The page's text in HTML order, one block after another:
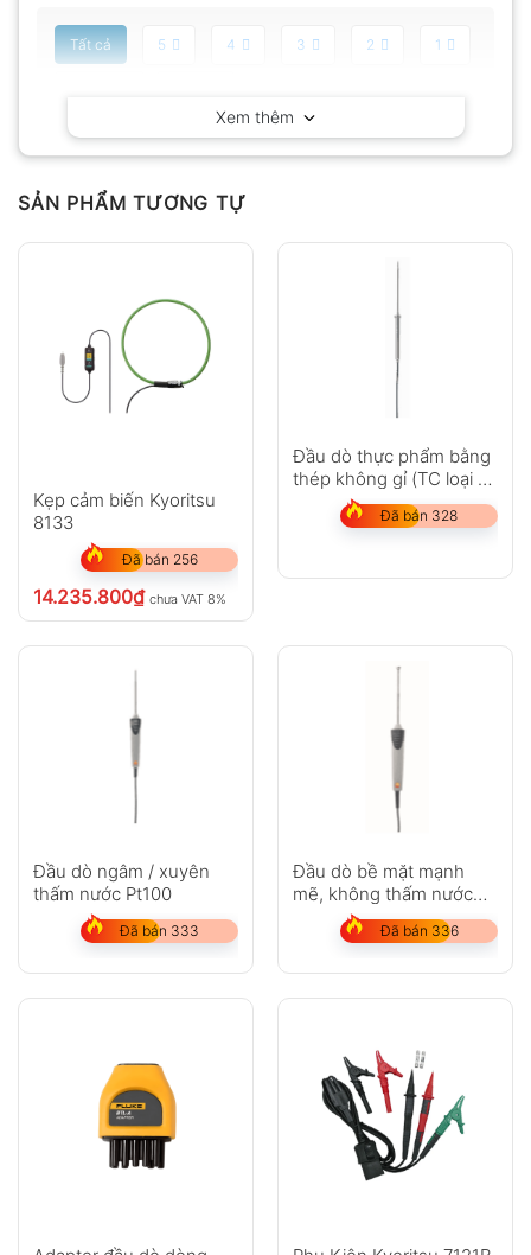
Tất cả 5 4 3 2 1
Chưa có đánh giá nào.
Không có bình luận nào
Xem thêm
SẢN PHẨM TƯƠNG TỰ
Kẹp cảm biến Kyoritsu
8133
Đã bán 256
14.235.800₫ chưa VAT 8%
Đầu dò thực phẩm bằng
thép không gỉ (TC loại T)
– với cáp FEP
Đã bán 328
Đầu dò ngâm / xuyên
thấm nước Pt100
Đã bán 333
Đầu dò bề mặt mạnh
mẽ, không thấm nước
(Pt100)
Đã bán 336